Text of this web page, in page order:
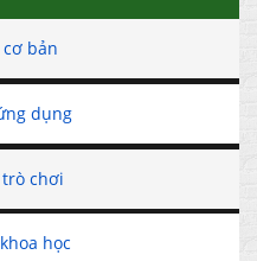
bản
dụng
chơi
học